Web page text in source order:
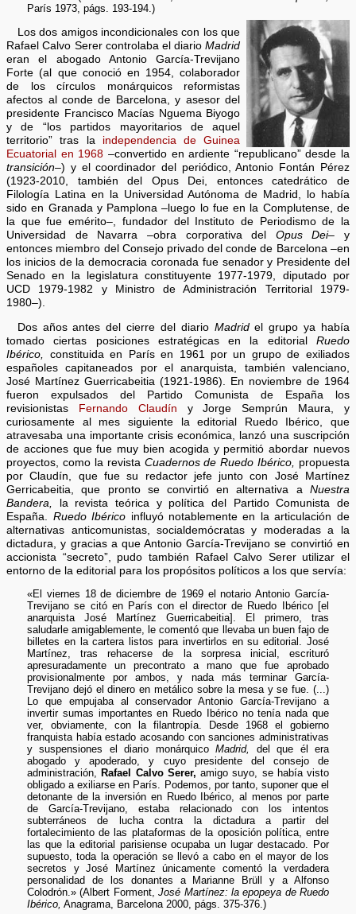
París 1973, págs. 193-194.)
Los dos amigos incondicionales con los que
Rafael Calvo Serer controlaba el diarioMadrid
eran el abogado Antonio García-Trevijano
Forte (al que conoció en 1954, colaborador
de los círculos monárquicos reformistas
afectos al conde de Barcelona, y asesor del
presidente Francisco Macías Nguema Biyogo
y de “los partidos mayoritarios de aquel
territorio” tras la independencia de Guinea
Ecuatorial en 1968 –convertido en ardiente “republicano” desde la
transición–) y el coordinador del periódico, Antonio Fontán Pérez
(1923-2010, también del Opus Dei, entonces catedrático de
Filología Latina en la Universidad Autónoma de Madrid, lo había
sido en Granada y Pamplona –luego lo fue en la Complutense, de
la que fue emérito–, fundador del Instituto de Periodismo de la
Universidad de Navarra –obra corporativa del Opus Dei– y
entonces miembro del Consejo privado del conde de Barcelona –en
los inicios de la democracia coronada fue senador y Presidente del
Senado en la legislatura constituyente 1977-1979, diputado por
UCD 1979-1982 y Ministro de Administración Territorial 1979-
1980–).
Dos años antes del cierre del diario Madridel grupo ya había
tomado ciertas posiciones estratégicas en la editorial Ruedo
Ibérico,
constituida en París en 1961 por un grupo de exiliados
españoles capitaneados por el anarquista, también valenciano,
José Martínez Guerricabeitia (1921-1986). En noviembre de 1964
fueron expulsados del Partido Comunista de España los
revisionistas Fernando Claudín y Jorge Semprún Maura, y
curiosamente al mes siguiente la editorial Ruedo Ibérico, que
atravesaba una importante crisis económica, lanzó una suscripción
de acciones que fue muy bien acogida y permitió abordar nuevos
proyectos, como la revista Cuadernos de Ruedo Ibérico,
propuesta
por Claudín, que fue su redactor jefe junto con José Martínez
Gerricabeitia, que pronto se convirtió en alternativa a Nuestra
Bandera,
la revista teórica y política del Partido Comunista de
España. Ruedo Ibérico influyó notablemente en la articulación de
alternativas anticomunistas, socialdemócratas y moderadas a la
dictadura, y gracias a que Antonio García-Trevijano se convirtió en
accionista “secreto”, pudo también Rafael Calvo Serer utilizar el
entorno de la editorial para los propósitos políticos a los que servía:
«El viernes 18 de diciembre de 1969 el notario Antonio García-
Trevijano se citó en París con el director de Ruedo Ibérico [el
anarquista José Martínez Guerricabeitia]. El primero, tras
saludarle amigablemente, le comentó que llevaba un buen fajo de
billetes en la cartera listos para invertirlos en su editorial. José
Martínez, tras rehacerse de la sorpresa inicial, escrituró
apresuradamente un precontrato a mano que fue aprobado
provisionalmente por ambos, y nada más terminar García-
Trevijano dejó el dinero en metálico sobre la mesa y se fue. (...)
Lo que empujaba al conservador Antonio García-Trevijano a
invertir sumas importantes en Ruedo Ibérico no tenía nada que
ver, obviamente, con la filantropía. Desde 1968 el gobierno
franquista había estado acosando con sanciones administrativas
y suspensiones el diario monárquicoMadrid,
del que él era
abogado y apoderado, y cuyo presidente del consejo de
administración, Rafael Calvo Serer, amigo suyo, se había visto
obligado a exiliarse en París. Podemos, por tanto, suponer que el
detonante de la inversión en Ruedo Ibérico, al menos por parte
de García-Trevijano, estaba relacionado con los intentos
subterráneos de lucha contra la dictadura a partir del
fortalecimiento de las plataformas de la oposición política, entre
las que la editorial parisiense ocupaba un lugar destacado. Por
supuesto, toda la operación se llevó a cabo en el mayor de los
secretos y José Martínez únicamente comentó la verdadera
personalidad de los donantes a Marianne Brüll y a Alfonso
Colodrón.» (Albert Forment,José Martínez: la epopeya de Ruedo
Ibérico, Anagrama, Barcelona 2000, págs. 375-376.)